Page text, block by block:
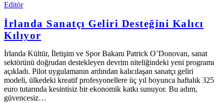
Editör
İrlanda Sanatçı Geliri Desteğini Kalıcı
Kılıyor
İrlanda Kültür, İletişim ve Spor Bakanı Patrick O’Donovan, sanat
sektörünü doğrudan destekleyen devrim niteliğindeki yeni programı
açıkladı. Pilot uygulamanın ardından kalıcılaşan sanatçı geliri
modeli, ülkedeki kreatif profesyonellere üç yıl boyunca haftalık 325
euro tutarında kesintisiz bir ekonomik katkı sunuyor. Bu adım,
güvencesiz…